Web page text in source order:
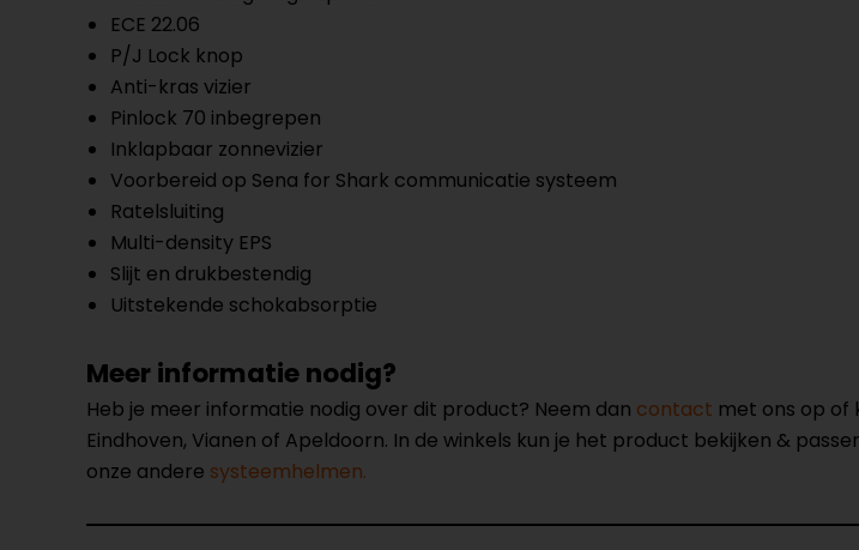
ECE 22.06
P/J Lock knop
Anti-kras vizier
Pinlock 70 inbegrepen
Inklapbaar zonnevizier
Voorbereid op Sena for Shark communicatie systeem
Ratelsluiting
Multi-density EPS
Slijt en drukbestendig
Uitstekende schokabsorptie
Meer informatie nodig?
Heb je meer informatie nodig over dit product? Neem dan contact met ons op of
Eindhoven, Vianen of Apeldoorn. In de winkels kun je het product bekijken &
onze andere systeemhelmen.